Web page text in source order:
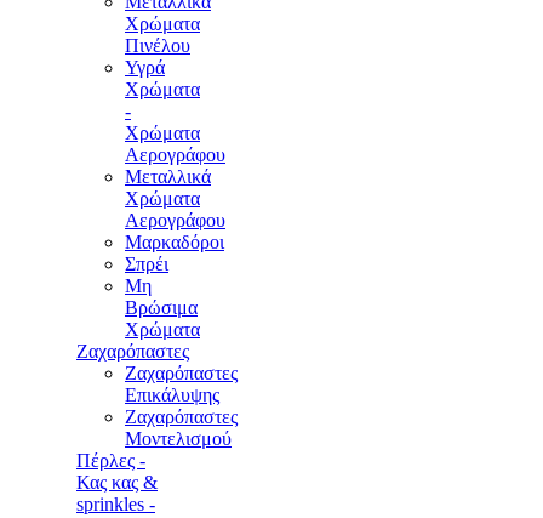
Χρώματα
Πινέλου
Υγρά
Χρώματα
-
Χρώματα
Αερογράφου
Μεταλλικά
Χρώματα
Αερογράφου
Μαρκαδόροι
Σπρέι
Μη
Βρώσιμα
Χρώματα
Ζαχαρόπαστες
Ζαχαρόπαστες
Επικάλυψης
Ζαχαρόπαστες
Μοντελισμού
Πέρλες -
Κας κας &
sprinkles -